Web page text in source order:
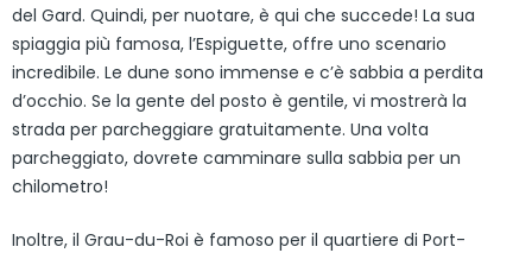
del Gard. Quindi, per nuotare, è qui che succede! La sua
spiaggia più famosa, l’Espiguette, offre uno scenario
incredibile. Le dune sono immense e c’è sabbia a perdita
d’occhio. Se la gente del posto è gentile, vi mostrerà la
strada per parcheggiare gratuitamente. Una volta
parcheggiato, dovrete camminare sulla sabbia per un
chilometro!
Inoltre, il Grau-du-Roi è famoso per il quartiere di Port-